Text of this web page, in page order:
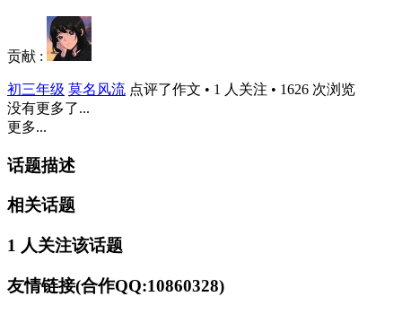
贡献 :
初三年级 莫名风流 点评了作文 • 1 人关注 • 1626 次浏览
没有更多了...
更多...
话题描述
相关话题
1 人关注该话题
友情链接(合作QQ:10860328)